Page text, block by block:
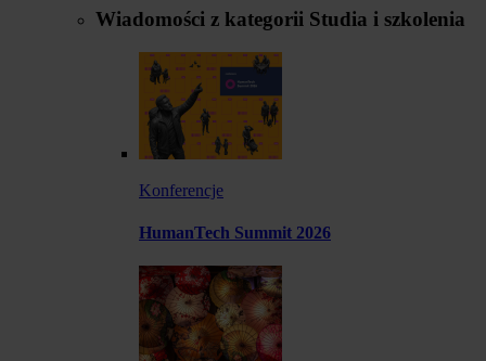
Wiadomości z kategorii Studia i szkolenia
Konferencje
HumanTech Summit 2026